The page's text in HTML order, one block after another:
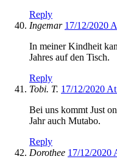
Reply
Ingemar 17/12/2020
In meiner Kindheit
Jahres auf den Tisch.
Reply
Tobi. T. 17/12/2020
Bei uns kommt Just
Jahr auch Mutabo.
Reply
Dorothee 17/12/2020